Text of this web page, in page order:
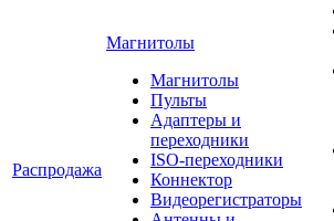
Распродажа
Магнитолы
Магнитолы
Пульты
Адаптеры и
переходники
ISO-переходники
Коннектор
Видеорегистраторы